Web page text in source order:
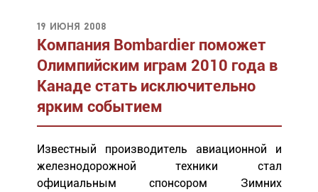
19 июня 2008
Компания Bombardier поможет
Олимпийским играм 2010 года в
Канаде стать исключительно
ярким событием
Известный производитель авиационной и
железнодорожной техники стал
официальным спонсором Зимних